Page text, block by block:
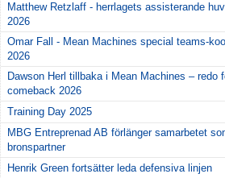
Matthew Retzlaff - herrlagets assisterande
2026
Omar Fall - Mean Machines special teams-
2026
Dawson Herl tillbaka i Mean Machines – redo
comeback 2026
Training Day 2025
MBG Entreprenad AB förlänger samarbetet
bronspartner
Henrik Green fortsätter leda defensiva linjen